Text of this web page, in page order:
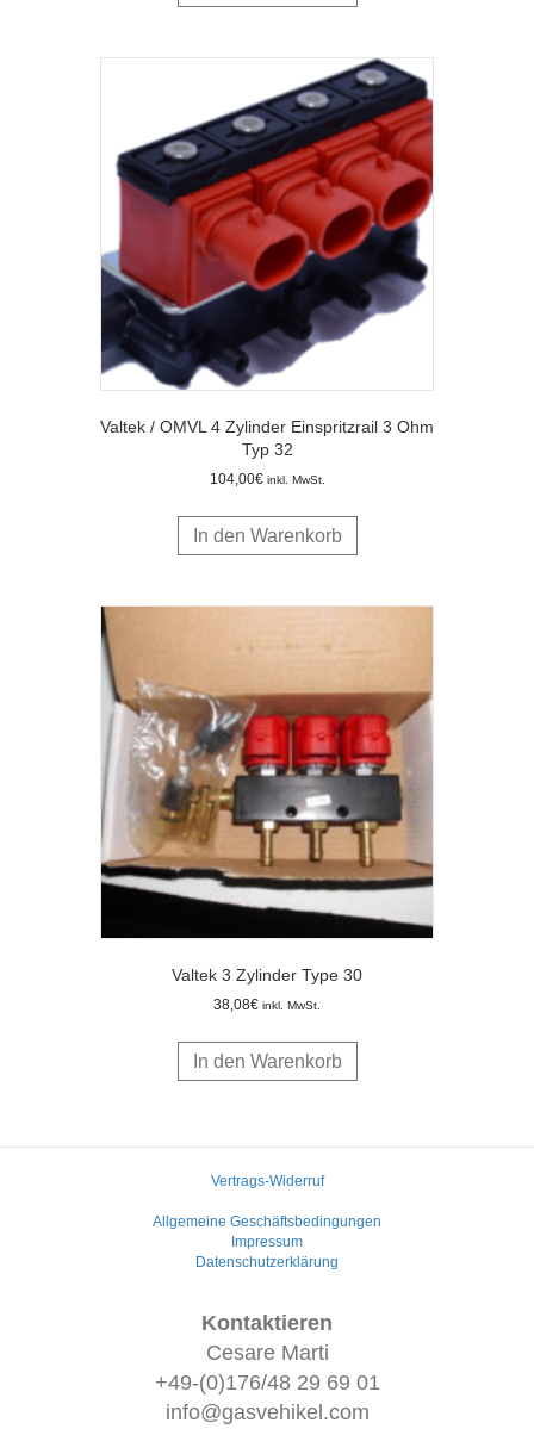
Valtek / OMVL 4 Zylinder Einspritzrail 3 Ohm
Typ 32
104,00€ inkl. MwSt.
In den Warenkorb
Valtek 3 Zylinder Type 30
38,08€ inkl. MwSt.
In den Warenkorb
Vertrags-Widerruf
Allgemeine Geschäftsbedingungen
Impressum
Datenschutzerklärung
Kontaktieren
Cesare Marti
+49-(0)176/48 29 69 01
info@gasvehikel.com